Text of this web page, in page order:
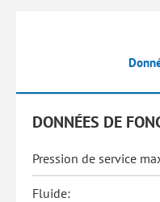
DONNÉES DE
Pression de service
Fluide: